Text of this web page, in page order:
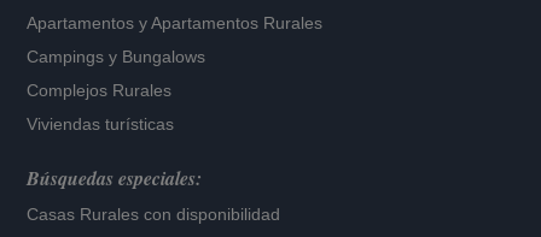
Apartamentos yApartamentos Rurales
Campings y Bungalows
Complejos Rurales
Viviendas turísticas
Búsquedas especiales:
Casas Rurales con disponibilidad